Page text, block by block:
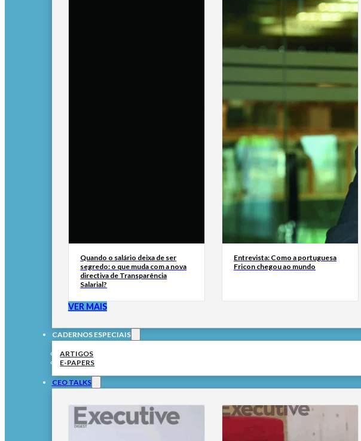
Quando o salário deixa de ser
segredo: o que muda com a nova
directiva de Transparência
Salarial?
Entrevista: Como a portuguesa
Fricon chegou ao mundo
VER MAIS
CADERNOS ESPECIAIS
ARTIGOS
E-PAPERS
CEO TALKS